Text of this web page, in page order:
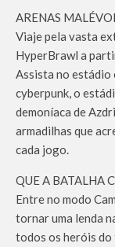
ARENAS
Viaje pela vasta
HyperBrawl a
Assista no estádio
cyberpunk, o
demoníaca de
armadilhas que
cada jogo.
QUE A BATALHA
Entre no modo
tornar uma lenda
todos os heróis do